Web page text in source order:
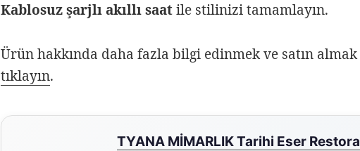
Kablosuz şarjlı akıllı saatile stilinizi tamamlayın.
Ürün hakkında daha fazla bilgi edinmek ve satın
tıklayın.
TYANA MİMARLIK Tarihi Eser